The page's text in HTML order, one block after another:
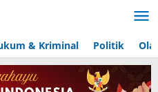
& Kriminal Politik